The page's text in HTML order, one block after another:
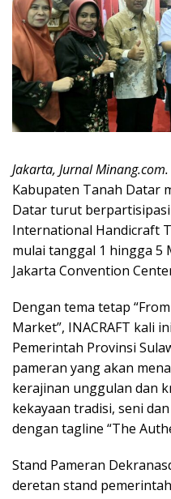
Jakarta, Jurnal
Kabupaten Tanah Datar
Datar turut
International Handicraft
mulai tanggal 1 hingga 5
Jakarta Convention Center
Dengan tema tetap
Market”, INACRAFT kali
Pemerintah Provinsi
pameran yang akan
kerajinan unggulan dan
kekayaan tradisi, seni
dengan tagline “The
Stand Pameran
deretan stand